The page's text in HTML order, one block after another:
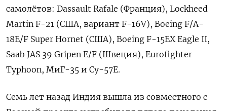
самолётов: Dassault Rafale (Франция), Lockheed
Martin F-21 (США, вариант F-16V), Boeing F/A-
18E/F Super Hornet (США), Boeing F-15EX Eagle II,
Saab JAS 39 Gripen E/F (Швеция), Eurofighter
Typhoon, МиГ-35 и Су-57Е.
Семь лет назад Индия вышла из совместного с